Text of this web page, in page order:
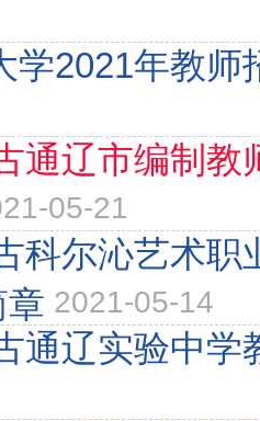
学2021年教师
通辽市编制教
05-21
科尔沁艺术职
章 2021-05-14
通辽实验中学